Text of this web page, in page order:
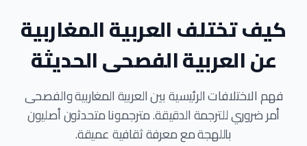
كيف تختلف العربية المغاربية
عن العربية الفصحى الحديثة
فهم الاختلافات الرئيسية بين العربية المغاربية والفصحى
أمر ضروري للترجمة الدقيقة. مترجمونا متحدثون أصليون
باللهجة مع معرفة ثقافية عميقة.